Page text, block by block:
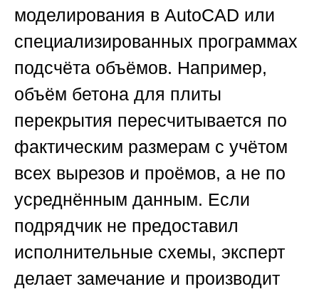
моделирования в AutoCAD или
специализированных программах
подсчёта объёмов. Например,
объём бетона для плиты
перекрытия пересчитывается по
фактическим размерам с учётом
всех вырезов и проёмов, а не по
усреднённым данным. Если
подрядчик не предоставил
исполнительные схемы, эксперт
делает замечание и производит